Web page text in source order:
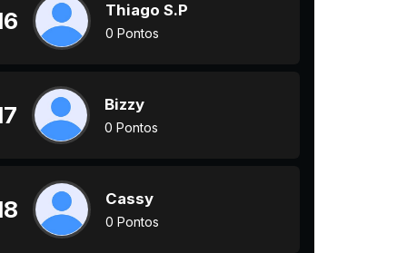
Thiago S.P
0 Pontos
Bizzy
0 Pontos
Cassy
0 Pontos